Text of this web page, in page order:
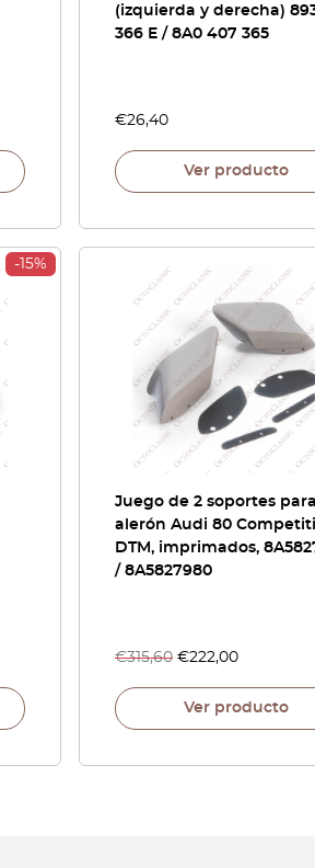
(izquierda y derecha)
366 E / 8A0 407 365
€26,40
Ver producto
-15%
Juego de 2 soportes
alerón Audi 80
DTM, imprimados,
/ 8A5827980
€315,60 €222,00
Ver producto